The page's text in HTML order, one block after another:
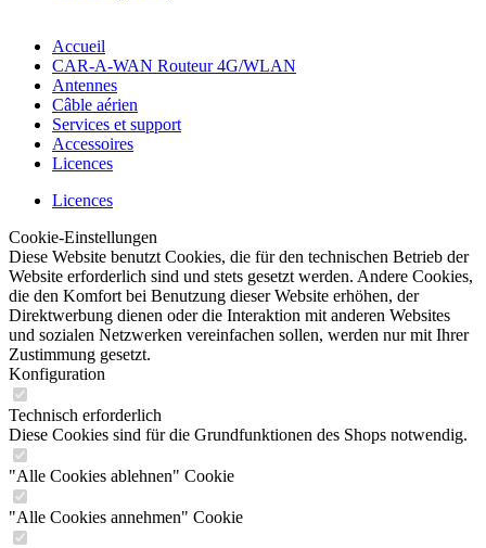
Accueil
CAR-A-WAN Routeur 4G/WLAN
Antennes
Câble aérien
Services et support
Accessoires
Licences
Licences
Cookie-Einstellungen
Diese Website benutzt Cookies, die für den technischen Betrieb der
Website erforderlich sind und stets gesetzt werden. Andere Cookies,
die den Komfort bei Benutzung dieser Website erhöhen, der
Direktwerbung dienen oder die Interaktion mit anderen Websites
und sozialen Netzwerken vereinfachen sollen, werden nur mit Ihrer
Zustimmung gesetzt.
Konfiguration
Technisch erforderlich
Diese Cookies sind für die Grundfunktionen des Shops notwendig.
"Alle Cookies ablehnen" Cookie
"Alle Cookies annehmen" Cookie